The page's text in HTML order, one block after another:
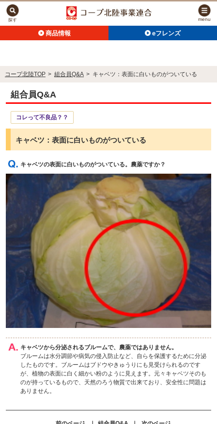
商品情報 eフレンズ
探す menu
コープ北陸TOP > 組合員Q&A > キャベツ：表面に白いものがついている
組合員Q&A
コレって不良品？？
キャベツ：表面に白いものがついている
キャベツの表面に白いものがついている。農薬ですか？
キャベツから分泌されるブルームで、農薬ではありません。
ブルームは水分調節や病気の侵入防止など、自らを保護するために分泌
したものです。ブルームはブドウやきゅうりにも見受けられるのです
が、植物の表面に白く細かい粉のように見えます。元々キャベツそのも
のが持っているもので、天然のろう物質で出来ており、安全性に問題は
ありません。